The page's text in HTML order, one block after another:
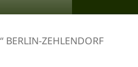
BERLIN-ZEHLENDORF